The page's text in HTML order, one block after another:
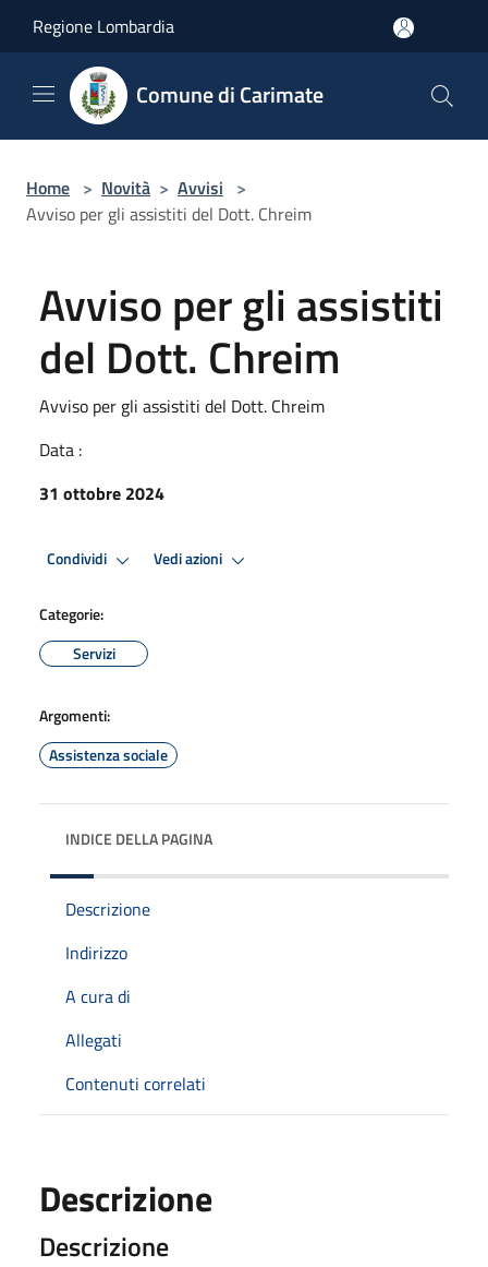
Regione Lombardia
Comune di Carimate
Home > Novità > Avvisi >
Avviso per gli assistiti del Dott. Chreim
Avviso per gli assistiti
del Dott. Chreim
Avviso per gli assistiti del Dott. Chreim
Data :
31 ottobre 2024
Condividi Vedi azioni
Categorie:
Servizi
Argomenti:
Assistenza sociale
INDICE DELLA PAGINA
Descrizione
Indirizzo
A cura di
Allegati
Contenuti correlati
Descrizione
Descrizione